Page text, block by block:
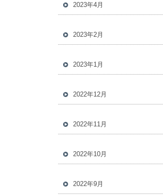
2023年4月
2023年2月
2023年1月
2022年12月
2022年11月
2022年10月
2022年9月